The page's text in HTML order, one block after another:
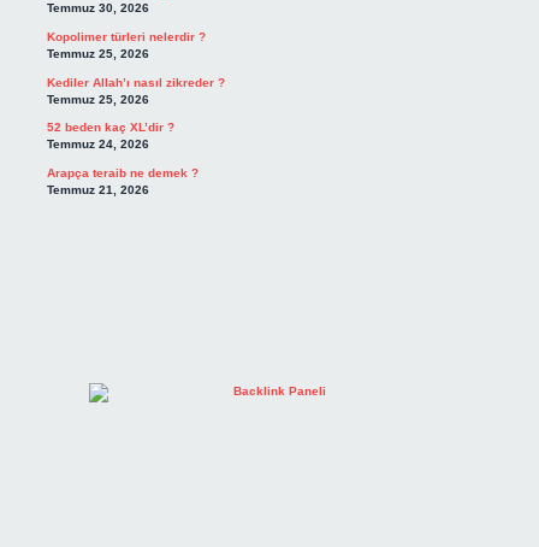
Temmuz 30, 2026
Kopolimer türleri nelerdir ?
Temmuz 25, 2026
Kediler Allah’ı nasıl zikreder ?
Temmuz 25, 2026
52 beden kaç XL’dir ?
Temmuz 24, 2026
Arapça teraib ne demek ?
Temmuz 21, 2026